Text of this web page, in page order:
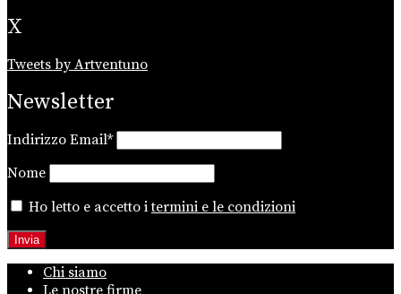
X
Tweets by Artventuno
Newsletter
Indirizzo Email*
Nome
Ho letto e accetto itermini e le condizioni
Chi siamo
Le nostre firme